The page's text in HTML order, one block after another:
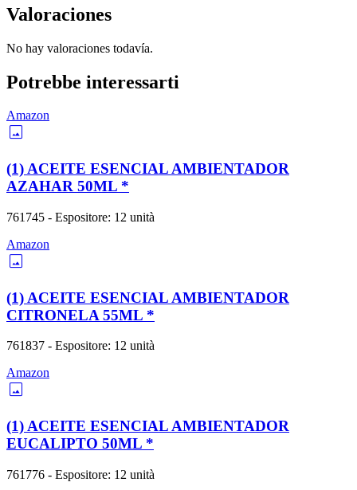
Valoraciones
No hay valoraciones todavía.
Potrebbe interessarti
Amazon
image
(1) ACEITE ESENCIAL AMBIENTADOR
AZAHAR 50ML *
761745 - Espositore: 12 unità
Amazon
image
(1) ACEITE ESENCIAL AMBIENTADOR
CITRONELA 55ML *
761837 - Espositore: 12 unità
Amazon
image
(1) ACEITE ESENCIAL AMBIENTADOR
EUCALIPTO 50ML *
761776 - Espositore: 12 unità